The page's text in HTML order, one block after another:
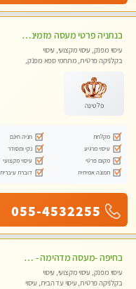
בנתניה פרטי מעסה מזמינה אותך למפגש אחד על אחד בלי שותפות! פינוק מרגיע vip
עיסוי מפנק, עיסוי מקצועי, עיסוי
בקלניקה פרטית, מתחמי ספא מפנק,
פלטינה
מקלחת
חניה חינם
עיסוי מרגיע
נקי ומסודר
מקום פרטי
עיסוי מקצועי
תמונה אמיתית
דוברת עיברית
055-4532255
בחיפה -מעסה מדהימה - כל סוגי העיסויים מעסה מקצועית ואיכותית פרטי!!!
עיסוי מפנק, עיסוי מקצועי, עיסוי
בקלניקה פרטית, עיסוי עד הבית, עיסוי